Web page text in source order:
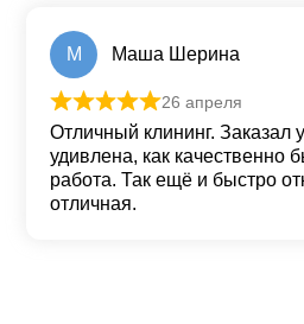
М Маша Шерина
Оценка из 5
26 апреля
Отличный клининг. Заказал
удивлена, как качественно
работа. Так ещё и быстро
отличная.